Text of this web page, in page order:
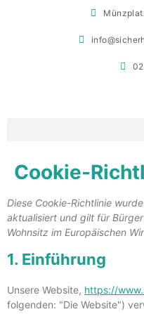
Cookie-
Diese Cookie-Richtlinie
aktualisiert und gilt für
Wohnsitz im Europäischen
1. Einführung
Unsere Website, https://
folgenden: "Die Website")